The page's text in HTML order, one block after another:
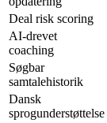
Deal risk scoring
AI-drevet
coaching
Søgbar
samtalehistorik
Dansk
sprogunderstøttelse